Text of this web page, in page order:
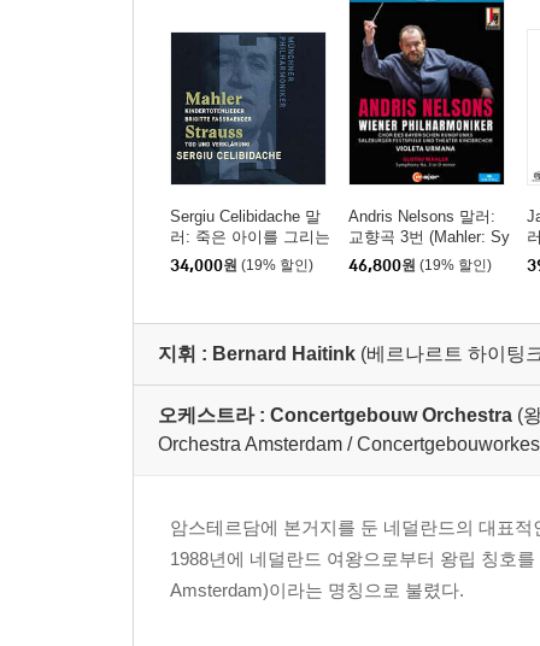
Sergiu Celibidache 말
러: 죽은 아이를 그리는
노래 / R. 슈트라우스:
죽음과 변용 (Mahler: K
auss: Death and Trans
34,000원 (19% 할인)
Andris Nelsons 말러:
교향곡 3번 (Mahler: Sy
mphony No.3)
46,800원 (19% 할인)
지휘 : Bernard Haitink (베르나르트 하이팅
오케스트라 : Concertgebouw Orchestra (
Orchestra Amsterdam /
암스테르담에 본거지를 둔 네덜란드의 대표적
1988년에 네덜란드 여왕으로부터 왕립 칭호
Amsterdam)이라는 명칭으로 불렸다.